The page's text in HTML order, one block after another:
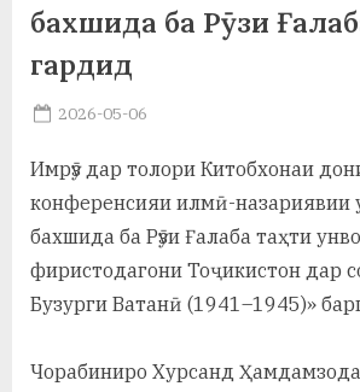
бахшида ба Рӯзи
гардид
Posted
2026-05-06
Имрӯз дар толори Китобхонаи
конференсияи илмӣ-назариявии
бахшида ба Рӯзи Ғалаба таҳти
фиристодагони Тоҷикистон дар
Бузурги Ватанӣ (1941–1945)»
Чорабиниро Хурсанд